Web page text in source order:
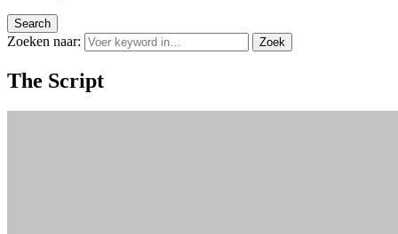
Search
Zoeken naar: Zoek
The Script